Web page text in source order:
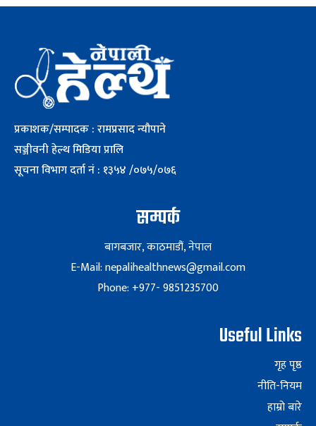
प्रकाशक/सम्पादक : रामप्रसाद न्यौपाने
सञ्जीवनी हेल्थ मिडिया प्रालि
सूचना विभाग दर्ता नं : १३५४ /०७५/०७६
सम्पर्क
बागबजार, काठमाडौं, नेपाल
E-Mail: nepalihealthnews@gmail.com
Phone: +977- 9851235700
Useful Links
गृह पृष्ठ
नीति-नियम
हाम्रो बारे